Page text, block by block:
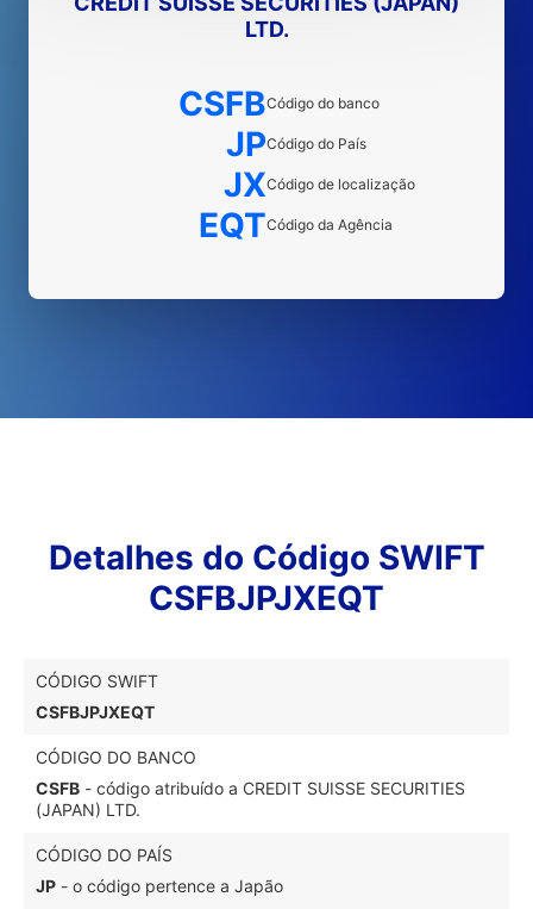
LTD.
CSFBCódigo do banco
JPCódigo do País
JXCódigo de localização
EQTCódigo da Agência
Detalhes do Código SWIFT
CSFBJPJXEQT
CÓDIGO SWIFT
CSFBJPJXEQT
CÓDIGO DO BANCO
CSFB - código atribuído a CREDIT SUISSE SECURITIES
(JAPAN) LTD.
CÓDIGO DO PAÍS
JP - o código pertence a Japão